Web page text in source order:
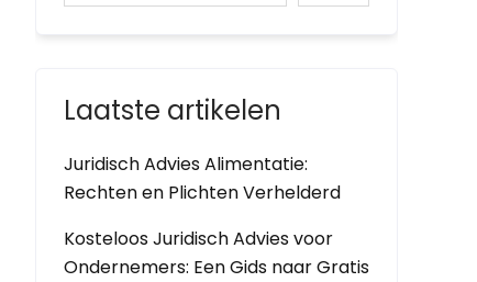
Laatste artikelen
Juridisch Advies Alimentatie:
Rechten en Plichten Verhelderd
Kosteloos Juridisch Advies voor
Ondernemers: Een Gids naar Gratis